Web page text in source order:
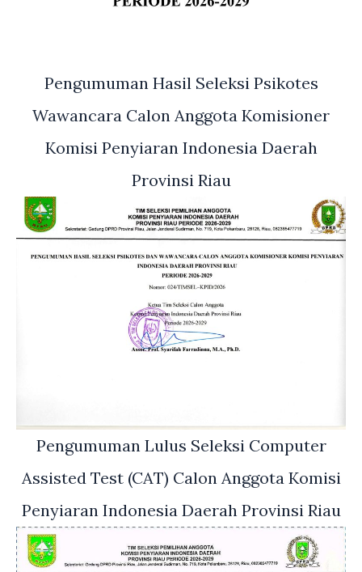
Pengumuman Hasil Seleksi Psikotes
Wawancara Calon Anggota Komisioner
Komisi Penyiaran Indonesia Daerah
Provinsi Riau
Pengumuman Lulus Seleksi Computer
Assisted Test (CAT) Calon Anggota Komisi
Penyiaran Indonesia Daerah Provinsi Riau